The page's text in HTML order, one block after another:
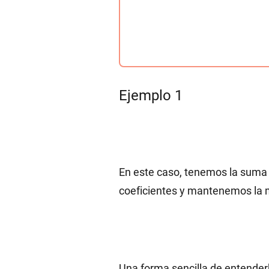
Ejemplo 1
En este caso, tenemos la
coeficientes y mantenemos la